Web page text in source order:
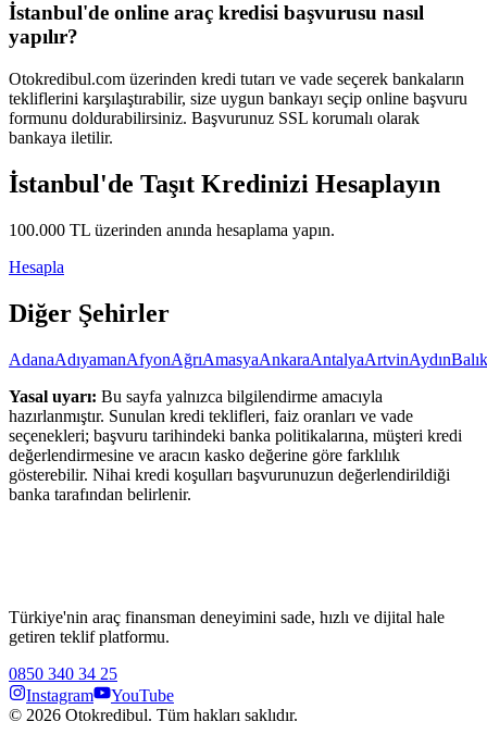
İstanbul'de online araç kredisi başvurusu nasıl
yapılır?
Otokredibul.com üzerinden kredi tutarı ve vade seçerek bankaların
tekliflerini karşılaştırabilir, size uygun bankayı seçip online başvuru
formunu doldurabilirsiniz. Başvurunuz SSL korumalı olarak
bankaya iletilir.
İstanbul'de Taşıt Kredinizi Hesaplayın
100.000 TL üzerinden anında hesaplama yapın.
Hesapla
Diğer Şehirler
AdanaAdıyamanAfyonAğrıAmasyaAnkaraAntalyaArtvinAydın
Yasal uyarı: Bu sayfa yalnızca bilgilendirme amacıyla
hazırlanmıştır. Sunulan kredi teklifleri, faiz oranları ve vade
seçenekleri; başvuru tarihindeki banka politikalarına, müşteri kredi
değerlendirmesine ve aracın kasko değerine göre farklılık
gösterebilir. Nihai kredi koşulları başvurunuzun değerlendirildiği
banka tarafından belirlenir.
Türkiye'nin araç finansman deneyimini sade, hızlı ve dijital hale
getiren teklif platformu.
0850 340 34 25
Instagram
YouTube
© 2026 Otokredibul. Tüm hakları saklıdır.